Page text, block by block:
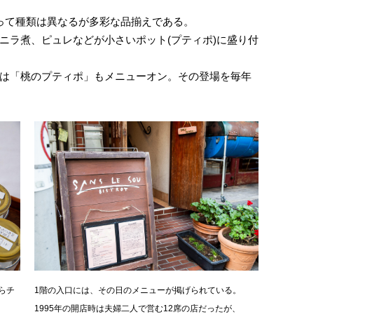
種類は異なるが多彩な品揃えである。
ラ煮、ピュレなどが小さいポット(プティポ)に盛り付
「桃のプティポ」もメニューオン。その登場を毎年
チ
1階の入口には、その日のメニューが掲げられている。
1995年の開店時は夫婦二人で営む12席の店だったが、